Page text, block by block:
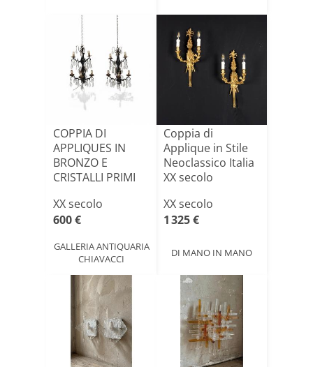
COPPIA DI
APPLIQUES IN
BRONZO E
CRISTALLI PRIMI
XX secolo
600 €
GALLERIA ANTIQUARIA
CHIAVACCI
Coppia di
Applique in Stile
Neoclassico Italia
XX secolo
XX secolo
1 325 €
DI MANO IN MANO